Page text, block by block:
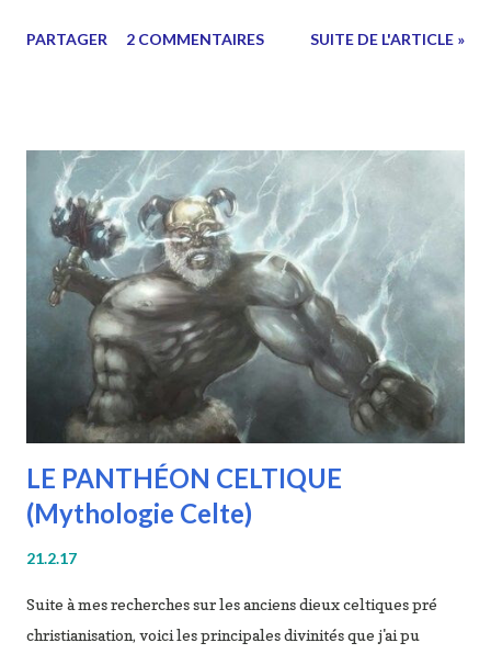
abuser, soit pour les avertir d'un danger. Ces créatures ont
ses entités sont présente dans mon livre MOJENN: Nouvelles
Celtes , voyons tout de suite les 5 créatures les plus
terrifiantes de Bretagne : 1 - Le HOPER : cousin des marais de
la sirène. Le hoper, ou hueur , est un oiseau nocturne
horrifiant ! Il niche au alentours des étangs et des marais. A la
nuit tombé, il prend une voix humaine séduisante pour attirer
des promeneurs égarés. Si vous lui répondez, l'oiseau vous
racontera...
PARTAGER 2 COMMENTAIRES SUITE DE L'ARTICLE »
LE PANTHÉON CELTIQUE
(Mythologie Celte)
21.2.17
Suite à mes recherches sur les anciens dieux celtiques pré
christianisation, voici les principales divinités que j'ai pu